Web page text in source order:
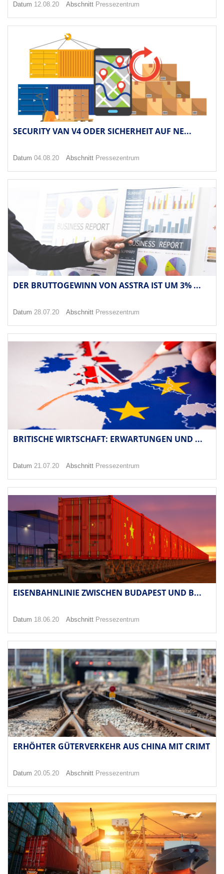
Datum 12.08.20 Abschnitt Pressezentrum
SECURITY VAN V4 ODER SICHERHEIT AUF NE...
Datum 04.08.20 Abschnitt Pressezentrum
DER BRUTTOGEWINN VON ASSTRA IST UM 3% ...
Datum 28.07.20 Abschnitt Pressezentrum
BRITISCHE WIRTSCHAFT: ERWARTUNGEN UND ...
Datum 21.07.20 Abschnitt Pressezentrum
EISENBAHNLINIE ZWISCHEN BUDAPEST UND B...
Datum 18.06.20 Abschnitt Pressezentrum
ERHÖHTER GÜTERVERKEHR AUS CHINA MIT CRIMT
Datum 20.05.20 Abschnitt Pressezentrum